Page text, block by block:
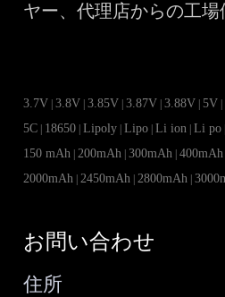
ヤー、代理店からの工
3.7V |3.8V |3.85V |3.87V |3.88V 5V
5C 18650 |Lipoly |Lipo |Li ion |Li po
150 mAh |200mAh |300mAh |400mAh
2000mAh |2450mAh |2800mAh |
お問い合わせ
住所